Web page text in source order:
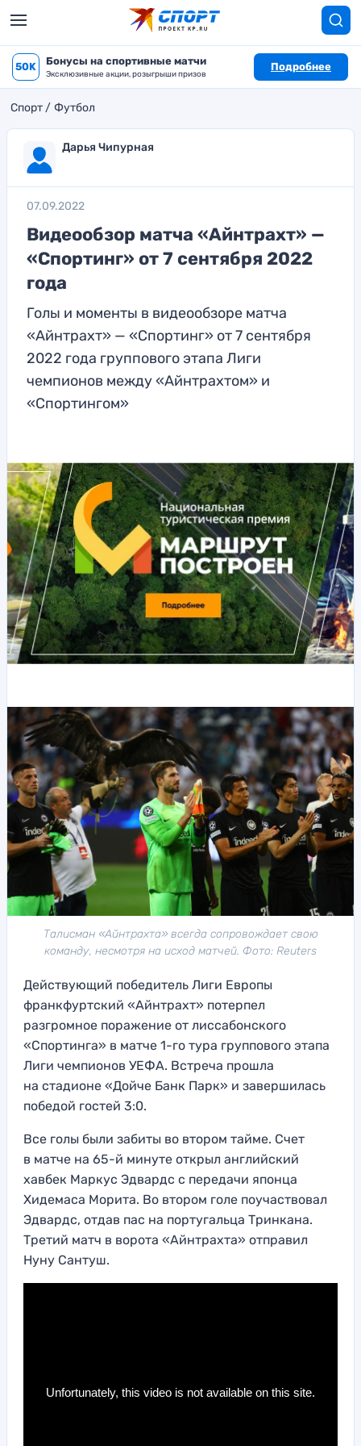
50K Бонусы на спортивные матчи
Эксклюзивные акции, розыгрыши призов
Подробнее
Спорт Футбол
Дарья Чипурная
07.09.2022
Видеообзор матча «Айнтрахт» —
«Спортинг» от 7 сентября 2022
года
Голы и моменты в видеообзоре матча
«Айнтрахт» — «Спортинг» от 7 сентября
2022 года группового этапа Лиги
чемпионов между «Айнтрахтом» и
«Спортингом»
Талисман «Айнтрахта» всегда сопровождает свою
команду, несмотря на исход матчей. Фото: Reuters
Действующий победитель Лиги Европы
франкфуртский «Айнтрахт» потерпел
разгромное поражение от лиссабонского
«Спортинга» в матче 1-го тура группового этапа
Лиги чемпионов УЕФА. Встреча прошла
на стадионе «Дойче Банк Парк» и завершилась
победой гостей 3:0.
Все голы были забиты во втором тайме. Счет
в матче на 65-й минуте открыл английский
хавбек Маркус Эдвардс с передачи японца
Хидемаса Морита. Во втором голе поучаствовал
Эдвардс, отдав пас на португальца Тринкана.
Третий матч в ворота «Айнтрахта» отправил
Нуну Сантуш.